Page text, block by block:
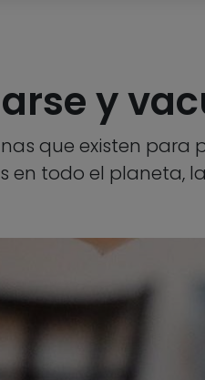
y
que existen para
en todo el planeta,